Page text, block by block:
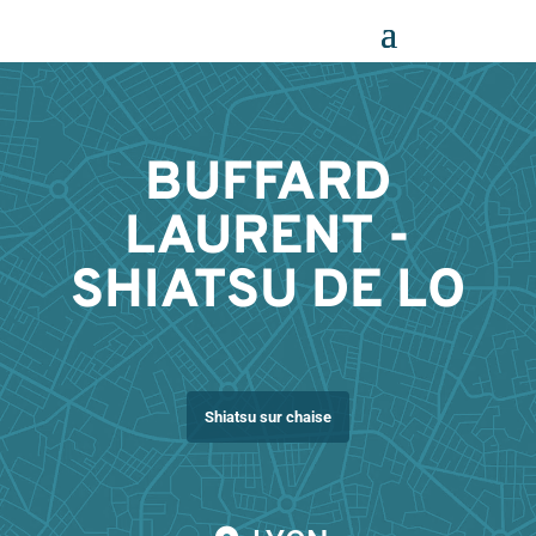
BUFFARD
LAURENT -
SHIATSU DE LO
Shiatsu sur chaise